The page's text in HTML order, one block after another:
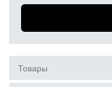
Товары